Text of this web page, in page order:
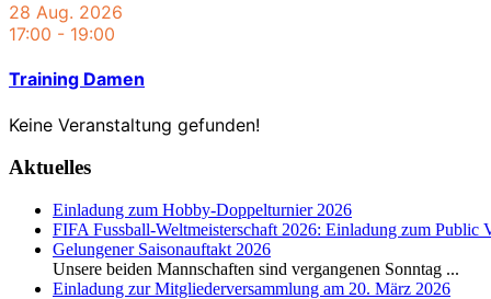
28 Aug. 2026
17:00 - 19:00
Training Damen
Keine Veranstaltung gefunden!
Aktuelles
Einladung zum Hobby-Doppelturnier 2026
FIFA Fussball-Weltmeisterschaft 2026: Einladung zum Public
Gelungener Saisonauftakt 2026
Unsere beiden Mannschaften sind vergangenen Sonntag ...
Einladung zur Mitgliederversammlung am 20. März 2026